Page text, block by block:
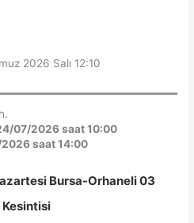
2026 Salı 12:10
07/2026 saat 10:00
saat 14:00
Bursa-Orhaneli 03